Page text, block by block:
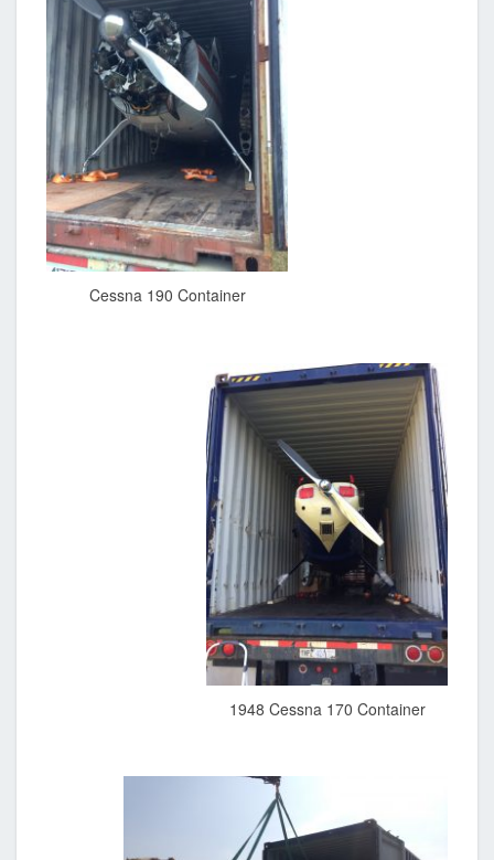
Cessna 190 Container
1948 Cessna 170 Container